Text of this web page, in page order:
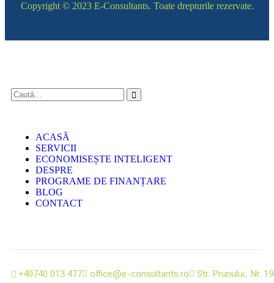
Copyright © 2023 E-Consultants. Toate drepturile rezervate.
ACASĂ
SERVICII
ECONOMISEȘTE INTELIGENT
DESPRE
PROGRAME DE FINANȚARE
BLOG
CONTACT
+40740 013 477 office@e-consultants.ro Str. Prunului, Nr.